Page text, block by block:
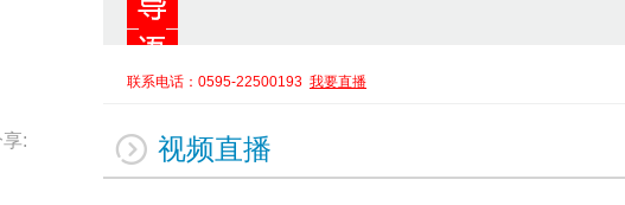
联系电话：0595-22500193 我要直播
视频直播
: